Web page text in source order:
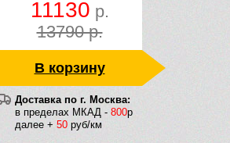
11130 р.
13790 р.
В корзину
Доставка по г. Москва:
в пределах МКАД - 800р
далее + 50 руб/км